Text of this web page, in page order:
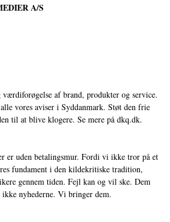
A/S
af brand, produkter og service.
vores aviser i Syddanmark. Støt den frie
til at blive klogere. Se mere på dkq.dk.
er uden betalingsmur. Fordi vi ikke tror på et
fundament i den kildekritiske tradition,
gennem tiden. Fejl kan og vil ske. Dem
nyhederne. Vi bringer dem.